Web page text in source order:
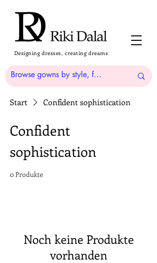
Designing dresses, creating dreams
Start Confident sophistication
Confident
sophistication
0 Produkte
Noch keine Produkte
vorhanden